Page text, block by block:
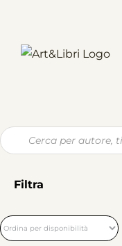
contenuto
Ricerca
prodotti
Filtra